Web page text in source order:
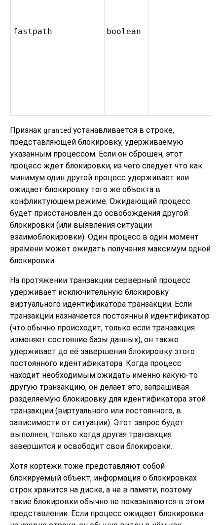
fastpath boolean
Признак granted устанавливается в строке,
представляющей блокировку, удерживаемую
указанным процессом. Если он сброшен, этот
процесс ждёт блокировки, из чего следует что как
минимум один другой процесс удерживает или
ожидает блокировку того же объекта в
конфликтующем режиме. Ожидающий процесс
будет приостановлен до освобождения другой
блокировки (или выявления ситуации
взаимоблокировки). Один процесс в один момент
времени может ожидать получения максимум одной
блокировки.
На протяжении транзакции серверный процесс
удерживает исключительную блокировку
виртуального идентификатора транзакции. Если
транзакции назначается постоянный идентификатор
(что обычно происходит, только если транзакция
изменяет состояние базы данных), он также
удерживает до её завершения блокировку этого
постоянного идентификатора. Когда процесс
находит необходимым ожидать именно какую-то
другую транзакцию, он делает это, запрашивая
разделяемую блокировку для идентификатора этой
транзакции (виртуального или постоянного, в
зависимости от ситуации). Этот запрос будет
выполнен, только когда другая транзакция
завершится и освободит свои блокировки.
Хотя кортежи тоже представляют собой
блокируемый объект, информация о блокировках
строк хранится на диске, а не в памяти, поэтому
такие блокировки обычно не показываются в этом
представлении. Если процесс ожидает блокировки